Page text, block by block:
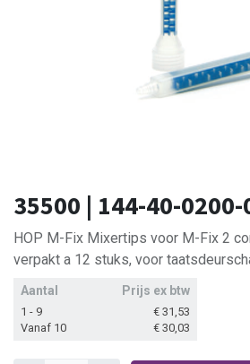
35500 | 144-40-0200-
HOP M-Fix Mixertips voor M-Fix 2
verpakt a 12 stuks, voor
Aantal Prijs ex btw
1 - 9 € 31,53
Vanaf 10
€ 30,03